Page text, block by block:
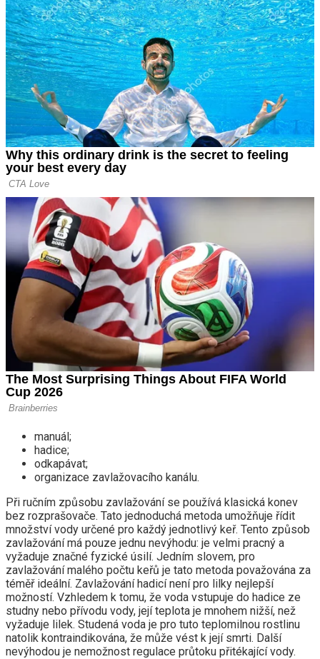
manuál;
hadice;
odkapávat;
organizace zavlažovacího kanálu.
Při ručním způsobu zavlažování se používá klasická konev
bez rozprašovače. Tato jednoduchá metoda umožňuje řídit
množství vody určené pro každý jednotlivý keř. Tento způsob
zavlažování má pouze jednu nevýhodu: je velmi pracný a
vyžaduje značné fyzické úsilí. Jedním slovem, pro
zavlažování malého počtu keřů je tato metoda považována za
téměř ideální. Zavlažování hadicí není pro lilky nejlepší
možností. Vzhledem k tomu, že voda vstupuje do hadice ze
studny nebo přívodu vody, její teplota je mnohem nižší, než
vyžaduje lilek. Studená voda je pro tuto teplomilnou rostlinu
natolik kontraindikována, že může vést k její smrti. Další
nevýhodou je nemožnost regulace průtoku přitékající vody.